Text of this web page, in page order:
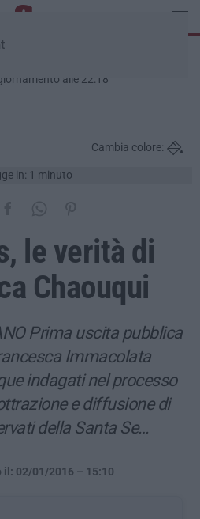
alle 22:18
in: 1 minuto
Cambia colore:
le verità di
Chaouqui
Prima uscita pubblica
Immacolata
indagati nel processo
e diffusione di
della Santa Se…
il: 02/01/2016 – 15:10